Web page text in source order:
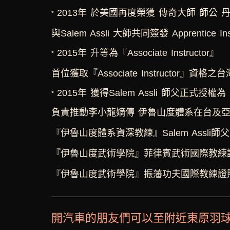
* 2013年 於美國再度榮獲 傳奇大師 師公
與Salem Assli 大師共同簽發 Apprentice
* 2015年 升等為『Associate Instructor』
首位獲取『Associate Instructor』資格之台
* 2015年 獲得Salem Assli 師父正式授權
負責推動李小龍嫡傳 伊魯山度體系在台及
『伊魯山度體系資深教練』Salem Assli師
『伊魯山度武術學院』菲律賓武術國際教練
『伊魯山度武術學院』振藩功夫國際教練證
開汽車的朋友們可以至附近東原羽